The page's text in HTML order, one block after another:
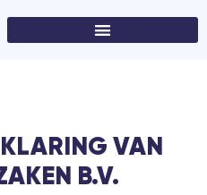
VAN
B.V.